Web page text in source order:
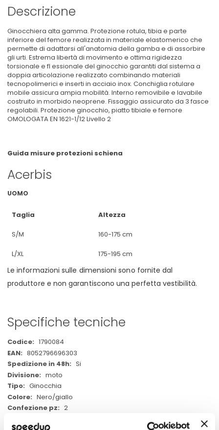
Descrizione
Ginocchiera alta gamma. Protezione rotula, tibia e parte
inferiore del femore realizzata in materiale elastomerico che
permette di adattarsi all'anatomia della gamba e di assorbire
gli urti. Estrema libertà di movimento e ottima rigidezza
torsionale e fl essionale del ginocchio garantiti dal sistema a
doppia articolazione realizzato combinando materiali
tecnopolimerici e inserti in acciaio inox. Conchiglia rotulare
mobile assicura ampia mobilità. Interno removibile e lavabile
costruito in morbido neoprene. Fissaggio assicurato da 3 fasce
regolabili. Protezione ginocchio, piatto tibiale e femore
OMOLOGATA EN 1621-1/12 Livello 2
Guida misure protezioni schiena
Acerbis
UOMO
Taglia Altezza
S/M 160-175 cm
L/XL 175-195 cm
Le informazioni sulle dimensioni sono fornite dal
produttore e non garantiscono una perfetta vestibilità.
Specifiche tecniche
Maggiori
Informazioni
1790084
8052796696303
Si
moto
Ginocchia
Nero/giallo
2